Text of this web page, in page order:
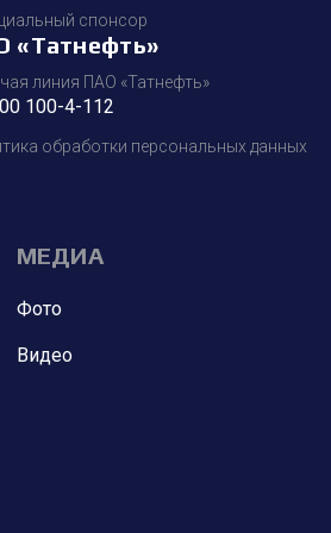
спонсор
«Татнефть»
линия ПАО «Татнефть»
100-4-112
обработки персональных данных
МЕДИА
Фото
Видео